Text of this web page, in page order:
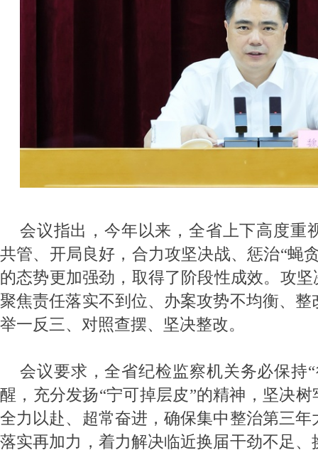
会议指出，今年以来，全省上下高度重
共管、开局良好，合力攻坚决战、惩治“蝇
的态势更加强劲，取得了阶段性成效。攻坚
聚焦责任落实不到位、办案攻势不均衡、
举一反三、对照查摆、坚决整改。
会议要求，全省纪检监察机关务必保持
醒，充分发扬“宁可掉层皮”的精神，坚决
全力以赴、超常奋进，确保集中整治第三
落实再加力，着力解决临近换届干劲不足